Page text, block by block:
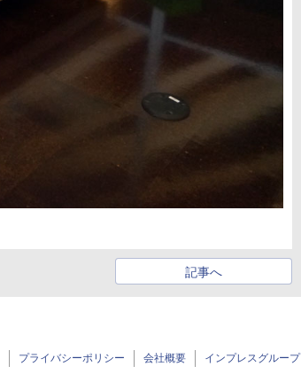
記事へ
プライバシーポリシー 会社概要 インプレスグループ